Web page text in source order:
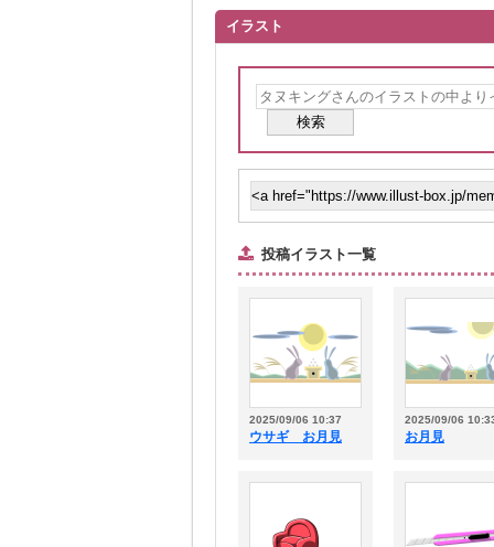
イラスト
投稿イラスト一覧
2025/09/06 10:37
ウサギ お月見
2025/09/06
お月見